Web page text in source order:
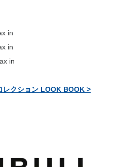
in
in
in
クション LOOK BOOK >